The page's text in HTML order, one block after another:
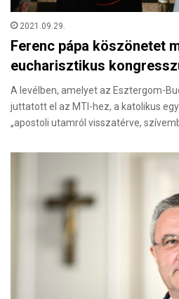
2021.09.29.
Ferenc pápa köszönetet
eucharisztikus
A levélben, amelyet az Esztergom-
juttatott el az MTI-hez, a katolikus
„apostoli utamról visszatérve,